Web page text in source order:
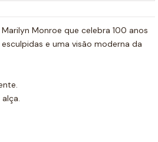
Monroe que celebra 100 anos
e uma visão moderna da